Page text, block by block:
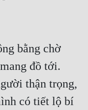
bằng chờ
đồ tới.
thận trọng,
có tiết lộ bí